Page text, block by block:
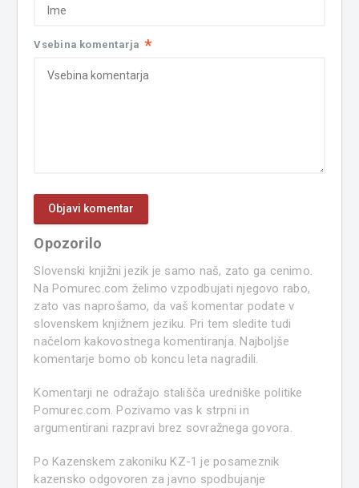
Vsebina komentarja *
Opozorilo
Slovenski knjižni jezik je samo naš, zato ga cenimo.
Na Pomurec.com želimo vzpodbujati njegovo rabo,
zato vas naprošamo, da vaš komentar podate v
slovenskem knjižnem jeziku. Pri tem sledite tudi
načelom kakovostnega komentiranja. Najboljše
komentarje bomo ob koncu leta nagradili.
Komentarji ne odražajo stališča uredniške politike
Pomurec.com. Pozivamo vas k strpni in
argumentirani razpravi brez sovražnega govora.
Po Kazenskem zakoniku KZ-1 je posameznik
kazensko odgovoren za javno spodbujanje